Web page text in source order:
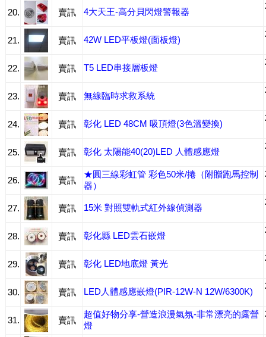
20. 賣訊 4大天王-高分貝閃燈警報器
21. 賣訊 42W LED平板燈(面板燈)
22. 賣訊 T5 LED串接層板燈
23. 賣訊 無線臨時求救系統
24. 賣訊 彰化 LED 48CM 吸頂燈(3色溫變換)
25. 賣訊 彰化 太陽能40(20)LED 人體感應燈
26. 賣訊
★圓三線彩虹管 彩色50米/捲（附贈跑馬控制
器）
27. 賣訊 15米 對照雙軌式紅外線偵測器
28. 賣訊 彰化縣 LED雲石嵌燈
29. 賣訊 彰化 LED地底燈 黃光
30. 賣訊 LED人體感應嵌燈(PIR-12W-N 12W/6300K)
31. 賣訊
超值好物分享-營造浪漫氣氛-非常漂亮的露營
燈